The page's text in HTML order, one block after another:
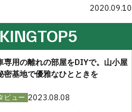
2020.09.10
TOP5
専用の離れの部屋をDIYで。山小屋
密基地で優雅なひとときを
ビュー 2023.08.08